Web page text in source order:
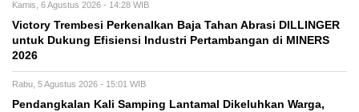
Kamis, 6 Agustus 2026 - 14:28 WIB
Victory Trembesi Perkenalkan Baja Tahan Abrasi DILLINGER
untuk Dukung Efisiensi Industri Pertambangan di MINERS
2026
Rabu, 5 Agustus 2026 - 15:01 WIB
Pendangkalan Kali Samping Lantamal Dikeluhkan Warga,